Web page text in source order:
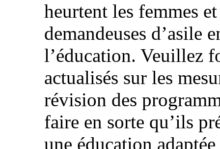
heurtent les femmes
demandeuses d’asile
l’éducation. Veuillez
actualisés sur les
révision des
faire en sorte qu’ils
une éducation